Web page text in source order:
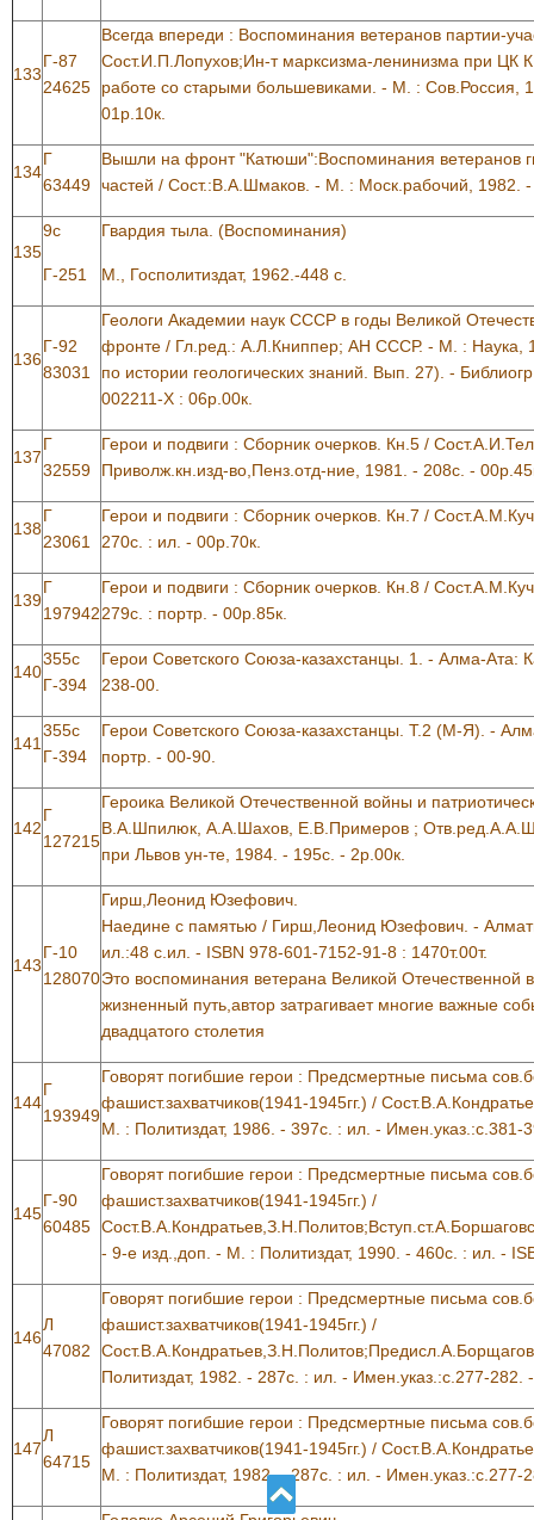
133
Г-87
24625
Всегда впереди : Воспоминания ветеранов партии-
Сост.И.П.Лопухов;Ин-т марксизма-ленинизма при ЦК
работе со старыми большевиками. - М. : Сов.Россия,
01р.10к.
134
Г
63449
Вышли на фронт "Катюши":Воспоминания ветеранов
частей / Сост.:В.А.Шмаков. - М. : Моск.рабочий, 1982.
135
9с
Г-251
Гвардия тыла. (Воспоминания)
М., Госполитиздат, 1962.-448 с.
136
Г-92
83031
Геологи Академии наук СССР в годы Великой
фронте / Гл.ред.: А.Л.Книппер; АН СССР. - М. : Наука,
по истории геологических знаний. Вып. 27). -
002211-X : 06р.00к.
137
Г
32559
Герои и подвиги : Сборник очерков. Кн.5 /
Приволж.кн.изд-во,Пенз.отд-ние, 1981. - 208с. -
138
Г
23061
Герои и подвиги : Сборник очерков. Кн.7 /
270с. : ил. - 00р.70к.
139
Г
197942
Герои и подвиги : Сборник очерков. Кн.8 /
279с. : портр. - 00р.85к.
140
355с
Г-394
Герои Советского Союза-казахстанцы. 1. - Алма-Ата:
238-00.
141
355с
Г-394
Герои Советского Союза-казахстанцы. Т.2 (М-Я). -
портр. - 00-90.
142
Г
127215
Героика Великой Отечественной войны и
В.А.Шпилюк, А.А.Шахов, Е.В.Примеров ;
при Львов ун-те, 1984. - 195с. - 2р.00к.
143
Г-10
128070
Гирш,Леонид Юзефович.
Наедине с памятью / Гирш,Леонид Юзефович. -
ил.:48 с.ил. - ISBN 978-601-7152-91-8 : 1470т.00т.
Это воспоминания ветерана Великой Отечественной
жизненный путь,автор затрагивает многие важные
двадцатого столетия
144
Г
193949
Говорят погибшие герои : Предсмертные письма
фашист.захватчиков(1941-1945гг.) /
М. : Политиздат, 1986. - 397с. : ил. - Имен.указ.:с.381-
145
Г-90
60485
Говорят погибшие герои : Предсмертные письма
фашист.захватчиков(1941-1945гг.) /
- 9-е изд.,доп. - М. : Политиздат, 1990. - 460с. : ил. -
146
Л
47082
Говорят погибшие герои : Предсмертные письма
фашист.захватчиков(1941-1945гг.) /
Политиздат, 1982. - 287с. : ил. - Имен.указ.:с.277-282.
147
Л
64715
Говорят погибшие герои : Предсмертные письма
фашист.захватчиков(1941-1945гг.) /
М. : Политиздат, 1982. - 287с. : ил. - Имен.указ.:с.277-